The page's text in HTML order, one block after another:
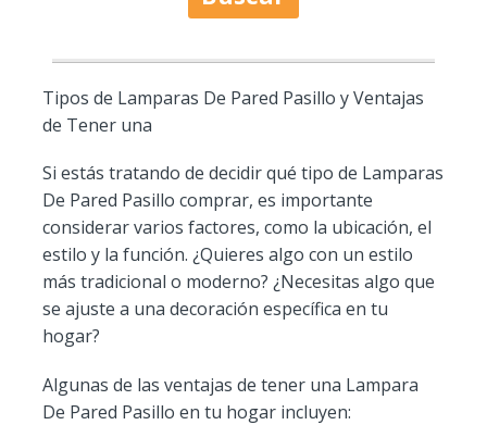
Tipos de Lamparas De Pared Pasillo y Ventajas
de Tener una
Si estás tratando de decidir qué tipo de Lamparas
De Pared Pasillo comprar, es importante
considerar varios factores, como la ubicación, el
estilo y la función. ¿Quieres algo con un estilo
más tradicional o moderno? ¿Necesitas algo que
se ajuste a una decoración específica en tu
hogar?
Algunas de las ventajas de tener una Lampara
De Pared Pasillo en tu hogar incluyen: